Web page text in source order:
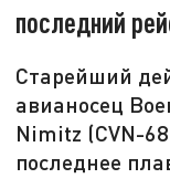
последний
Старейший
авианосец
Nimitz (CVN-
последнее